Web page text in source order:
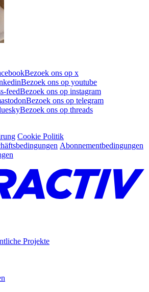
Bezoek ons op x
Bezoek ons op youtube
feedBezoek ons op instagram
Bezoek ons op telegram
Bezoek ons op threads
Cookie Politik
Abonnementbedingungen
Projekte